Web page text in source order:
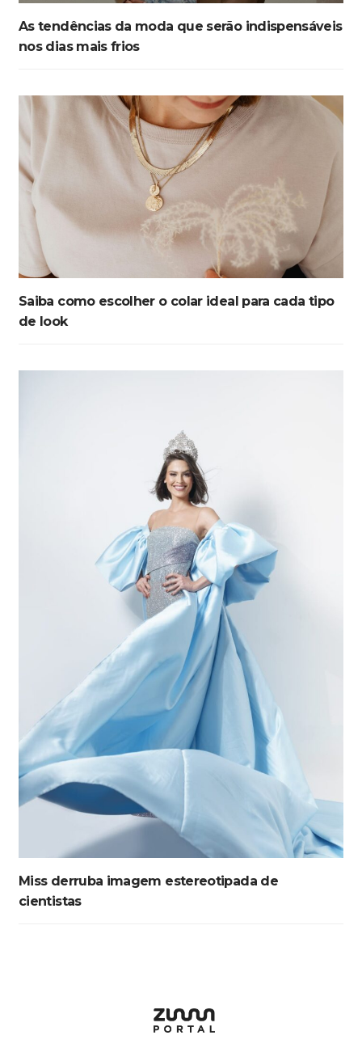
As tendências da moda que serão indispensáveis
nos dias mais frios
Saiba como escolher o colar ideal para cada tipo
de look
Miss derruba imagem estereotipada de
cientistas